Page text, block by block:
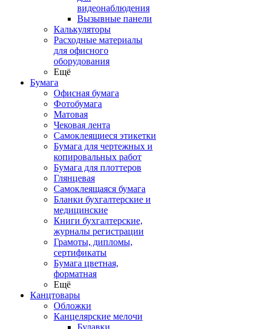
видеонаблюдения
Вызывные панели
Калькуляторы
Расходные материалы
для офисного
оборудования
Ещё
Бумага
Офисная бумага
Фотобумага
Матовая
Чековая лента
Самоклеящиеся этикетки
Бумага для чертежных и
копировальных работ
Бумага для плоттеров
Глянцевая
Самоклеящаяся бумага
Бланки бухгалтерские и
медицинские
Книги бухгалтерские,
журналы регистрации
Грамоты, дипломы,
сертификаты
Бумага цветная,
форматная
Ещё
Канцтовары
Обложки
Канцелярские мелочи
Булавки